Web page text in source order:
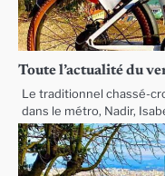
Toute l’actualité du
Le traditionnel chassé-
dans le métro, Nadir,